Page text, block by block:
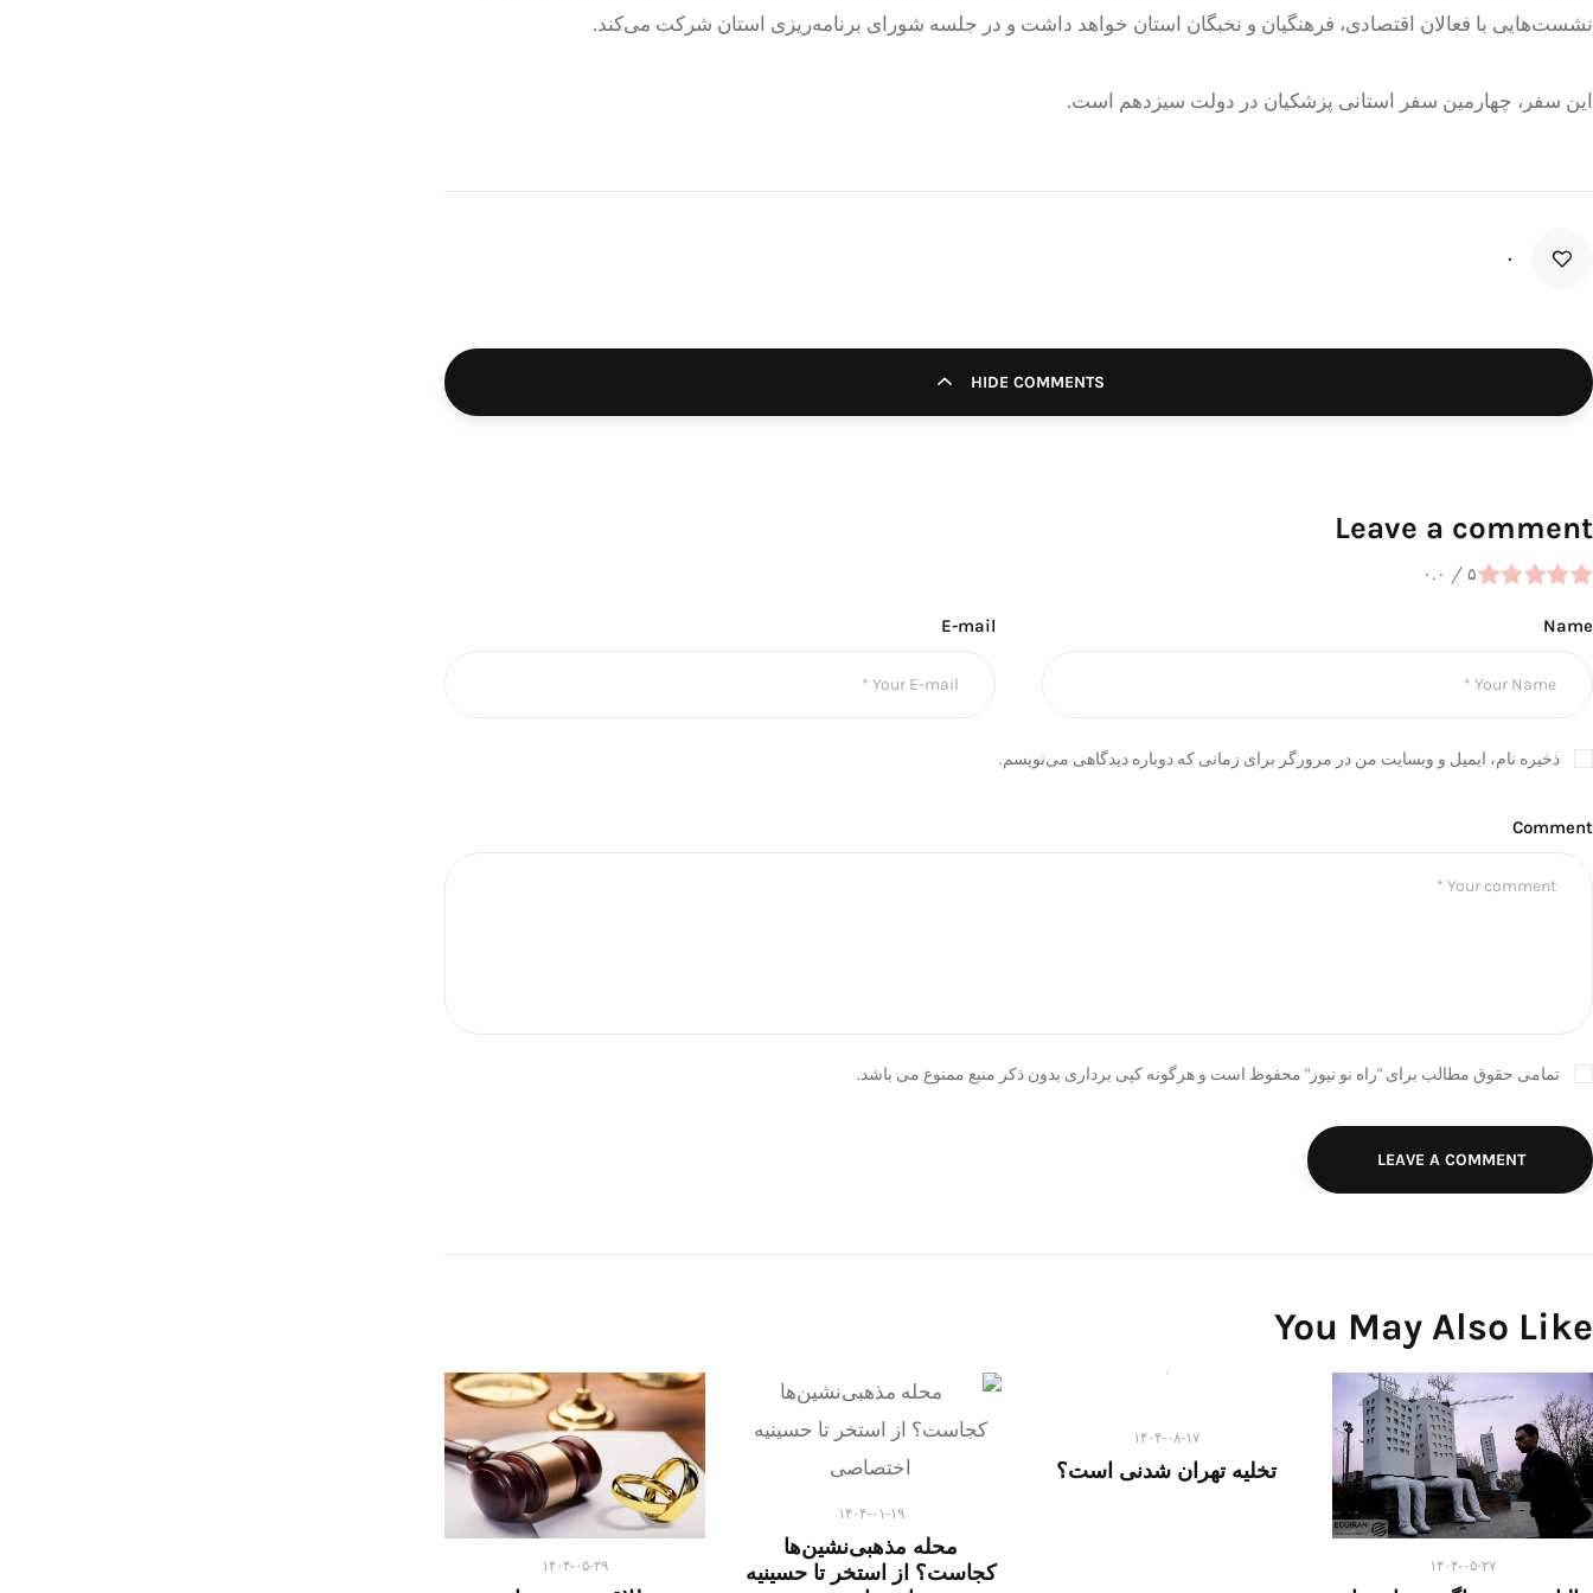
نشست‌هایی با فعالان اقتصادی، فرهنگیان و نخبگان استان خواهد داشت و در جلسه شورای برنامه‌ریزی استان شرکت می‌کند.
این سفر، چهارمین سفر استانی پزشکیان در دولت سیزدهم است.
۰
HIDE COMMENTS
Leave a comment
۰.۰ / ۵
Name
E-mail
ذخیره نام، ایمیل و وبسایت من در مرورگر برای زمانی که دوباره دیدگاهی می‌نویسم.
Comment
تمامی حقوق مطالب برای "راه نو نیوز" محفوظ است و هرگونه کپی برداری بدون ذکر منبع ممنوع می باشد.
LEAVE A COMMENT
You May Also Like
۱۴۰۴-۰۵-۲۷
۱۴۰۴-۰۸-۱۷
تخلیه تهران شدنی است؟
۱۴۰۴-۰۱-۱۹
محله مذهبی‌نشین‌ها
کجاست؟ از استخر تا حسینیه
۱۴۰۴-۰۵-۲۹